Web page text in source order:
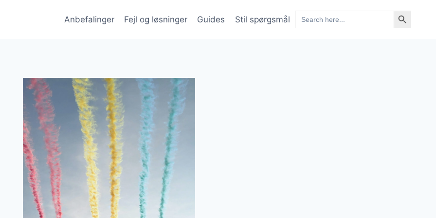
Anbefalinger Fejl og løsninger Guides Stil spørgsmål
Search
for:
Search Button